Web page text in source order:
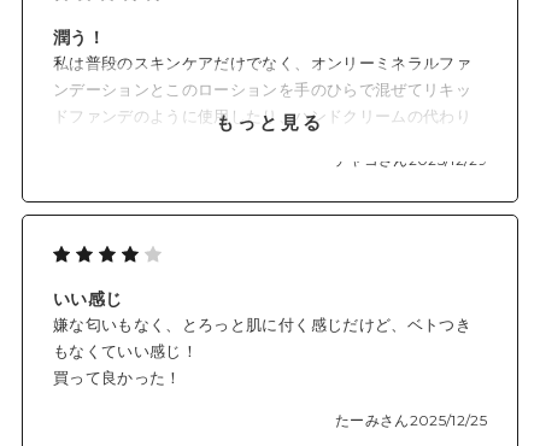
潤う！
私は普段のスキンケアだけでなく、オンリーミネラルファ
ンデーションとこのローションを手のひらで混ぜてリキッ
ドファンデのように使用したり、ハンドクリームの代わり
うしようと不安だったのですが、大丈夫だったのでホッと
このローションは私の命綱で本当に感謝しています。
もっと見る
チャコさん2025/12/29
いい感じ
嫌な匂いもなく、とろっと肌に付く感じだけど、ベトつき
もなくていい感じ！
買って良かった！
たーみさん2025/12/25